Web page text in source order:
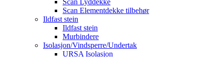
Scan Lyddekke
Scan Elementdekke tilbehør
Ildfast stein
Ildfast stein
Murbindere
Isolasjon/Vindsperre/Undertak
URSA Isolasjon